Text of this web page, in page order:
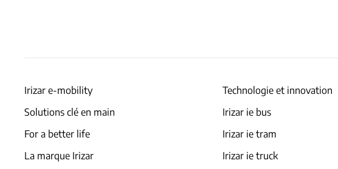
Irizar e-mobility
Solutions clé en main
For a better life
La marque Irizar
Technologie et innovation
Irizar ie bus
Irizar ie tram
Irizar ie truck